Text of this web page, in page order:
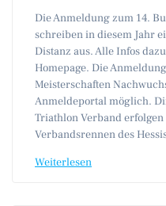
Die Anmeldung zum 14.
schreiben in diesem Jahr
Distanz aus. Alle Infos
Homepage. Die
Meisterschaften
Anmeldeportal möglich.
Triathlon Verband
Verbandsrennen des
Weiterlesen